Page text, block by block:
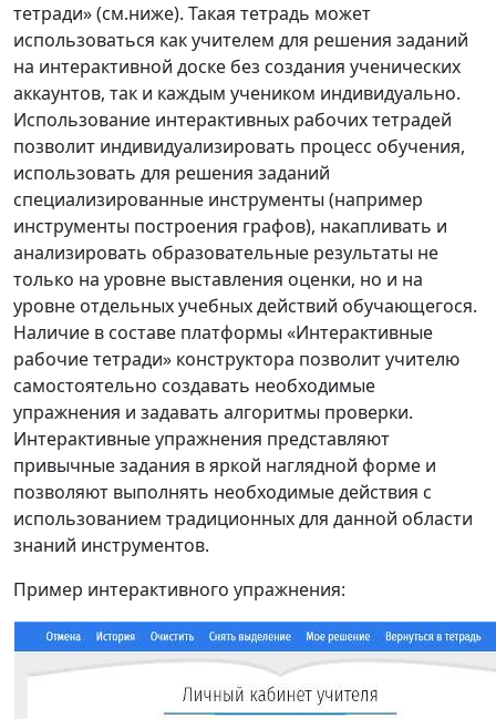
тетради» (см.ниже). Такая тетрадь может
использоваться как учителем для решения заданий
на интерактивной доске без создания ученических
аккаунтов, так и каждым учеником индивидуально.
Использование интерактивных рабочих тетрадей
позволит индивидуализировать процесс обучения,
использовать для решения заданий
специализированные инструменты (например
инструменты построения графов), накапливать и
анализировать образовательные результаты не
только на уровне выставления оценки, но и на
уровне отдельных учебных действий обучающегося.
Наличие в составе платформы «Интерактивные
рабочие тетради» конструктора позволит учителю
самостоятельно создавать необходимые
упражнения и задавать алгоритмы проверки.
Интерактивные упражнения представляют
привычные задания в яркой наглядной форме и
позволяют выполнять необходимые действия с
использованием традиционных для данной области
знаний инструментов.
Пример интерактивного упражнения: